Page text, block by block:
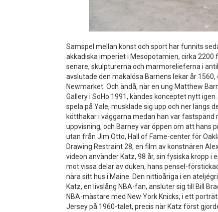
Samspel mellan konst och sport har funnits
akkadiska imperiet i Mesopotamien, cirka 2200
senare, skulpturerna och marmorelieferna i
avslutade den makalösa Barnens lekar år
Newmarket. Och ändå, när en ung Matthew
Gallery i SoHo 1991, kändes konceptet nytt
spela på Yale, musklade sig upp och ner längs
kötthakar i väggarna medan han var fastspänd
uppvisning, och Barney var öppen om att hans
utan från Jim Otto, Hall of Fame-center för
Drawing Restraint 28, en film av konstnären
videon använder Katz, 98 år, sin fysiska kropp
mot vissa delar av duken, hans pensel-
nära sitt hus i Maine. Den nittioåriga i en
Katz, en livslång NBA-fan, ansluter sig till Bill
NBA-mästare med New York Knicks, i ett
Jersey på 1960-talet, precis när Katz först